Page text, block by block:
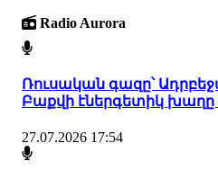
Radio Aurora
Ռուսական գազը՝
Բաքվի էներգետիկ խաղը
27.07.2026 17:54